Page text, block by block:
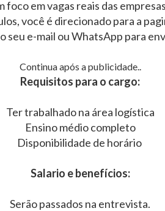
em vagas reais das
você é direcionado para a
seu e-mail ou WhatsApp para
Continua após a publicidade..
Requisitos para o cargo:
Ter trabalhado na área logística
Ensino médio completo
Disponibilidade de horário
Salario e benefícios:
Serão passados na entrevista.